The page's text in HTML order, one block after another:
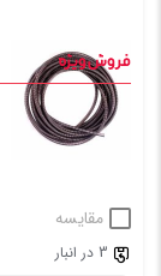
مقایسه
3 در انبار